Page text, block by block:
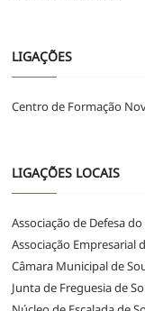
LIGAÇÕES
Centro de Formação
LIGAÇÕES LOCAIS
Associação de Defesa
Associação Empresarial
Câmara Municipal de
Junta de Freguesia de